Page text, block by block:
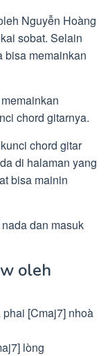
Nguyễn Hoàng
sobat. Selain
bisa memainkan
chord gitarnya.
chord gitar
di halaman yang
bisa mainin
dan masuk
oleh
[Cmaj7] nhoà
lòng